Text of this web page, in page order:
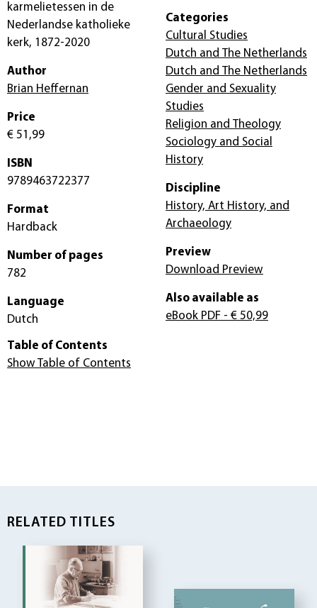
karmelietessen in de
Nederlandse katholieke
kerk, 1872-2020
Author
Brian Heffernan
Price
€ 51,99
ISBN
9789463722377
Format
Hardback
Number of pages
782
Language
Dutch
Categories
Cultural Studies
Dutch and The Netherlands
Dutch and The Netherlands
Gender and Sexuality
Studies
Religion and Theology
Sociology and Social
History
Discipline
History, Art History, and
Archaeology
Preview
Download Preview
Also available as
eBook PDF - € 50,99
Table of Contents
Show Table of Contents
RELATED TITLES